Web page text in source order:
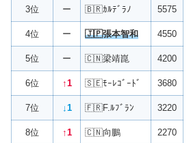
3位 ー 🇧🇷ｶﾙﾃﾞﾗﾉ 5575
4位 ー 🇯🇵張本智和 4550
5位 ー 🇨🇳梁靖崑 4200
6位 ↑1 🇸🇪ﾓｰﾚｺﾞｰﾄﾞ 3680
7位 ↓1 🇫🇷F.ﾙﾌﾞﾗﾝ 3220
8位 ↑1 🇨🇳向鵬 2270